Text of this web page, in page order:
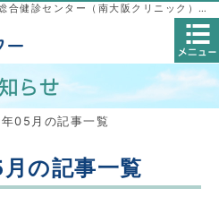
2021年05月の記事一覧|｜南大阪総合健診センター（南大阪クリニック）｜人間ドック・健康診断
05月の記事一覧
の記事一覧